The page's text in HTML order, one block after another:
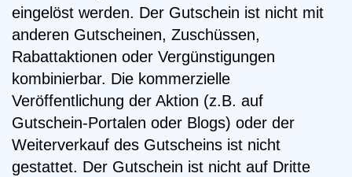
eingelöst werden. Der Gutschein ist nicht mit
anderen Gutscheinen, Zuschüssen,
Rabattaktionen oder Vergünstigungen
kombinierbar. Die kommerzielle
Veröffentlichung der Aktion (z.B. auf
Gutschein-Portalen oder Blogs) oder der
Weiterverkauf des Gutscheins ist nicht
gestattet. Der Gutschein ist nicht auf Dritte